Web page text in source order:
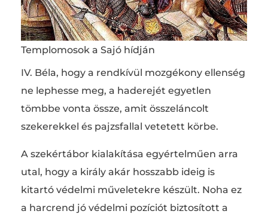
Templomosok a Sajó hídján
IV. Béla, hogy a rendkívül mozgékony ellenség
ne lephesse meg, a haderejét egyetlen
tömbbe vonta össze, amit összeláncolt
szekerekkel és pajzsfallal vetetett körbe.
A szekértábor kialakítása egyértelműen arra
utal, hogy a király akár hosszabb ideig is
kitartó védelmi műveletekre készült. Noha ez
a harcrend jó védelmi pozíciót biztosított a